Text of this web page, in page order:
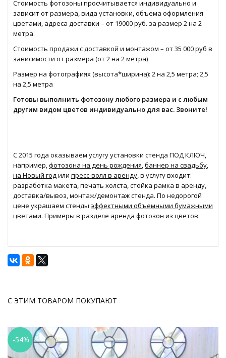
Стоимость фотозоны просчитывается индивидуально и
зависит от размера, вида установки, объема оформления
цветами, адреса доставки – от 19000 руб. за размер 2 на 2
метра.
Стоимость продажи с доставкой и монтажом – от 35 000 руб в
зависимости от размера (от 2 на 2 метра)
Размер на фотографиях (высота*ширина): 2 на 2,5 метра; 2,5
на 2,5 метра
Готовы выполнить фотозону любого размера и с любым
другим видом цветов индивидуально для вас. Звоните!
С 2015 года оказываем услугу установки стенда ПОД КЛЮЧ,
например,фотозона на день рождения,баннер на свадьбу,
на Новый годили пресс-волл в аренду, в услугу входит:
разработка макета, печать холста, стойка рамка в аренду,
доставка/вывоз, монтаж/демонтаж стенда. По недорогой
цене украшаем стенды эффектными объемными бумажными
цветами. Примеры в разделе аренда фотозон из цветов.
С ЭТИМ ТОВАРОМ ПОКУПАЮТ
-54%